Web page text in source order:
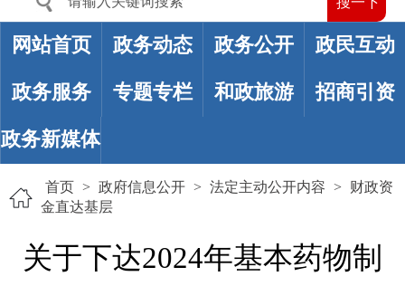
网站首页 政务动态 政务公开 政民互动
政务服务 专题专栏 和政旅游 招商引资
政务新媒体
首页 > 政府信息公开 > 法定主动公开内容 > 财政资
金直达基层
关于下达2024年基本药物制